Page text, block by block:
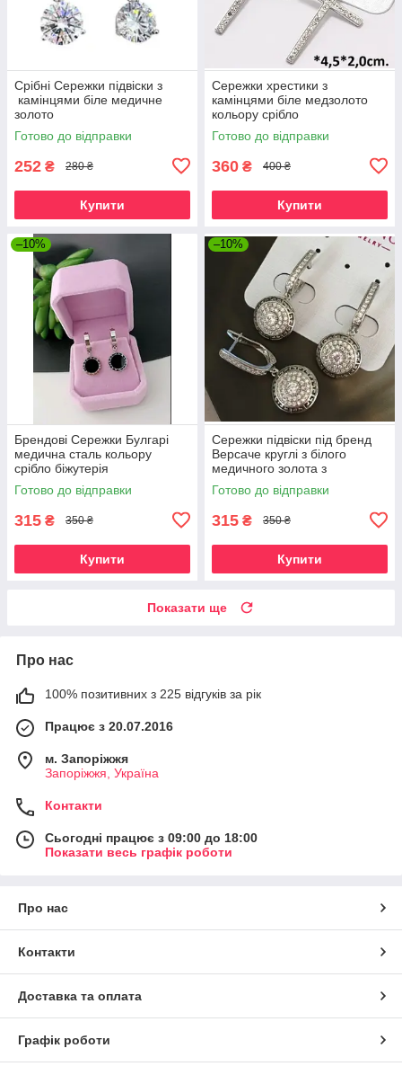
Срібні Сережки підвіски з
камінцями біле медичне
золото
Готово до відправки
252 ₴ 280 ₴
Купити
Сережки хрестики з
камінцями біле медзолото
кольору срібло
Готово до відправки
360 ₴ 400 ₴
Купити
–10%
Брендові Сережки Булгарі
медична сталь кольору
срібло біжутерія
Готово до відправки
315 ₴ 350 ₴
Купити
–10%
Сережки підвіски під бренд
Версаче круглі з білого
медичного золота з
фіанітами
Готово до відправки
315 ₴ 350 ₴
Купити
Показати ще
Про нас
100% позитивних з 225 відгуків за рік
Працює з 20.07.2016
м. Запоріжжя
Запоріжжя, Україна
Контакти
Сьогодні працює з 09:00 до 18:00
Показати весь графік роботи
Про нас
Контакти
Доставка та оплата
Графік роботи